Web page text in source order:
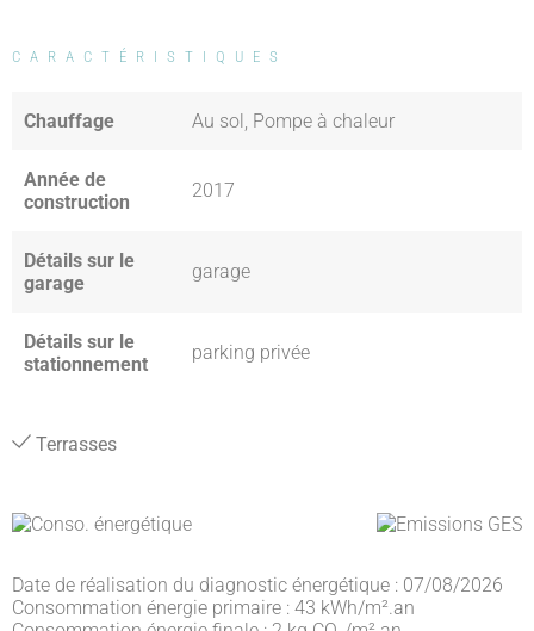
CARACTÉRISTIQUES
Chauffage Au sol, Pompe à chaleur
Année de
construction
2017
Détails sur le
garage
garage
Détails sur le
stationnement
parking privée
Terrasses
Date de réalisation du diagnostic énergétique : 07/08/2026
Consommation énergie primaire : 43 kWh/m².an